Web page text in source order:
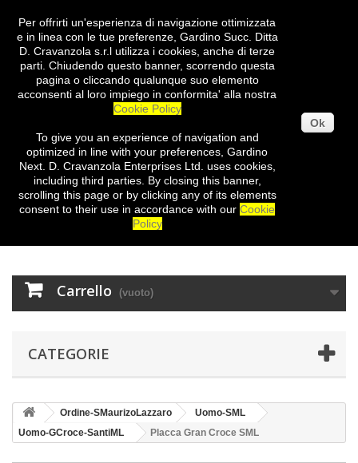
Carrello (vuoto)
CATEGORIE
Ordine-SMaurizoLazzaro
Uomo-SML
Uomo-GCroce-SantiML
Placca Gran Croce SML
Per offrirti un'esperienza di navigazione ottimizzata
e in linea con le tue preferenze, Gardino Succ. Ditta
D. Cravanzola s.r.l utilizza i cookies, anche di terze
parti. Chiudendo questo banner, scorrendo questa
pagina o cliccando qualunque suo elemento
acconsenti al loro impiego in conformita' alla nostra
Cookie Policy
To give you an experience of navigation and
optimized in line with your preferences Gardino
Next. D. Cravanzola Enterprises Ltd. uses cookies,
including third parties. By closing this banner,
scrolling this page or by clicking any of its elements
consent to their use in accordance with our Cookie
Policy
Ok